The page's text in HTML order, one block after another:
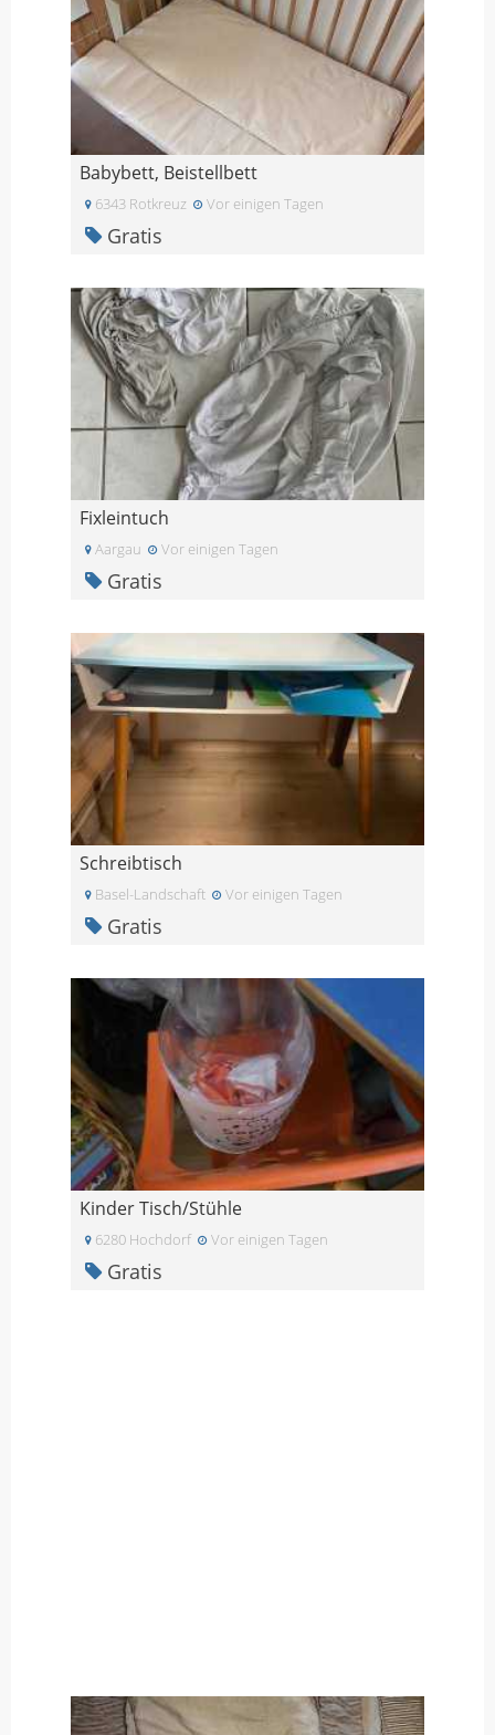
Babybett, Beistellbett
6343 Rotkreuz Vor einigen Tagen
Gratis
Fixleintuch
Aargau Vor einigen Tagen
Gratis
Schreibtisch
Basel-Landschaft Vor einigen Tagen
Gratis
Kinder Tisch/Stühle
6280 Hochdorf Vor einigen Tagen
Gratis